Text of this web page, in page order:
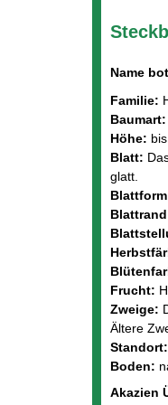
Name
Familie:
Baumart:
Höhe:
Blatt:
glatt.
Frucht:
Zweige:
Ältere
Standort:
Boden:
Akazien